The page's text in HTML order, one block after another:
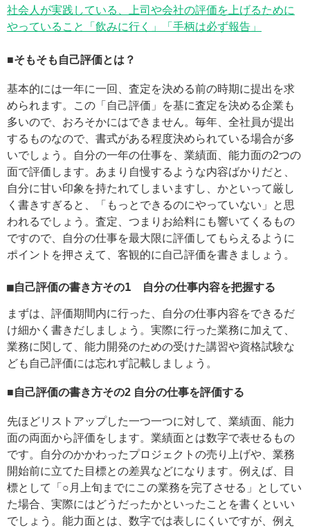
社会人が実践している、上司や会社の評価を上げるために
やっていること「飲みに行く」「手柄は必ず報告」
■そもそも自己評価とは？
基本的には一年に一回、査定を決める前の時期に提出を求
められます。この「自己評価」を基に査定を決める企業も
多いので、おろそかにはできません。毎年、全社員が提出
するものなので、書式がある程度決められている場合が多
いでしょう。自分の一年の仕事を、業績面、能力面の2つの
面で評価します。あまり自慢するような内容ばかりだと、
自分に甘い印象を持たれてしまいますし、かといって厳し
く書きすぎると、「もっとできるのにやっていない」と思
われるでしょう。査定、つまりお給料にも響いてくるもの
ですので、自分の仕事を最大限に評価してもらえるように
ポイントを押さえて、客観的に自己評価を書きましょう。
■自己評価の書き方その1 自分の仕事内容を把握する
まずは、評価期間内に行った、自分の仕事内容をできるだ
け細かく書きだしましょう。実際に行った業務に加えて、
業務に関して、能力開発のための受けた講習や資格試験な
ども自己評価には忘れず記載しましょう。
■自己評価の書き方その2 自分の仕事を評価する
先ほどリストアップした一つ一つに対して、業績面、能力
面の両面から評価をします。業績面とは数字で表せるもの
です。自分のかかわったプロジェクトの売り上げや、業務
開始前に立てた目標との差異などになります。例えば、目
標として「○月上旬までにこの業務を完了させる」としてい
た場合、実際にはどうだったかといったことを書くといい
でしょう。能力面とは、数字では表しにくいですが、例え